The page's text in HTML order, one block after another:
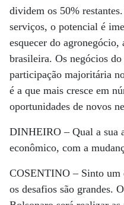
dividem os 50%
serviços, o potencial é
esquecer do agronegócio,
brasileira. Os negócios
participação majoritária
é a que mais cresce em
oportunidades de novos
DINHEIRO –Qual a sua
econômico, com a
COSENTINO –Sinto um
os desafios são grandes.